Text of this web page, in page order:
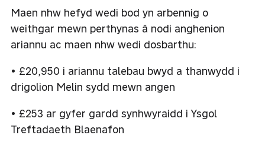
Maen nhw hefyd wedi bod yn arbennig o
weithgar mewn perthynas â nodi anghenion
ariannu ac maen nhw wedi dosbarthu:
• £20,950 i ariannu talebau bwyd a thanwydd i
drigolion Melin sydd mewn angen
• £253 ar gyfer gardd synhwyraidd i Ysgol
Treftadaeth Blaenafon